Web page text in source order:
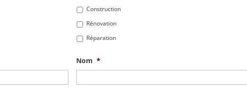
Construction
Rénovation
Réparation
Nom *